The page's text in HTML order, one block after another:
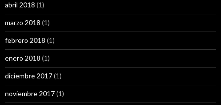
abril 2018 (1)
marzo 2018 (1)
febrero 2018 (1)
enero 2018 (1)
diciembre 2017(1)
noviembre 2017(1)